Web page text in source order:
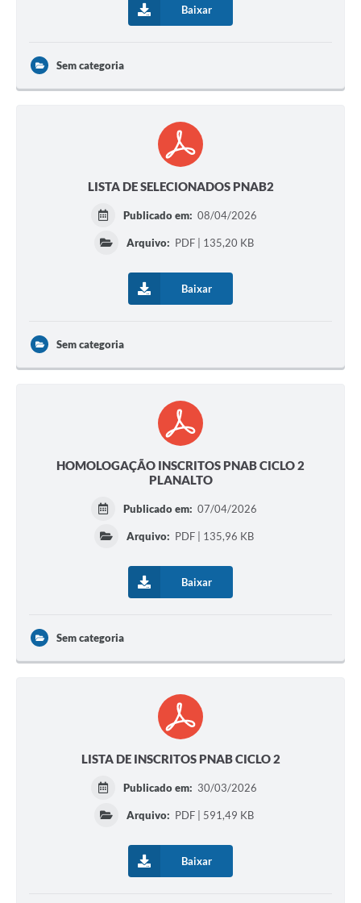
Baixar
Sem categoria
LISTA DE SELECIONADOS PNAB2
Publicado em: 08/04/2026
Arquivo: PDF | 135,20 KB
Baixar
Sem categoria
HOMOLOGAÇÃO INSCRITOS PNAB CICLO 2
PLANALTO
Publicado em: 07/04/2026
Arquivo: PDF | 135,96 KB
Baixar
Sem categoria
LISTA DE INSCRITOS PNAB CICLO 2
Publicado em: 30/03/2026
Arquivo: PDF | 591,49 KB
Baixar